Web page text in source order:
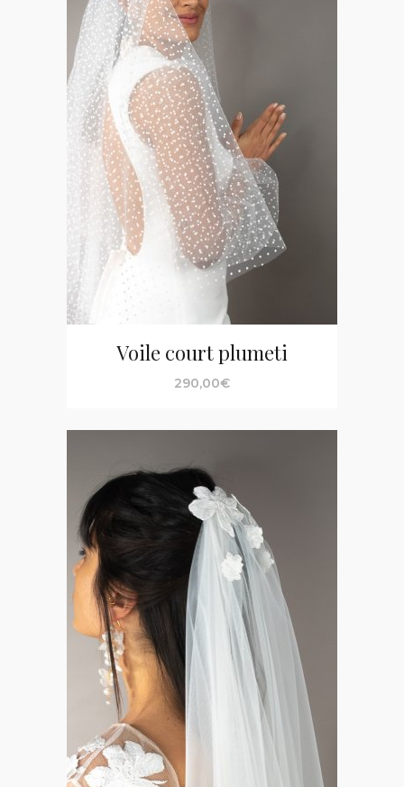
Voile court plumeti
290,00€